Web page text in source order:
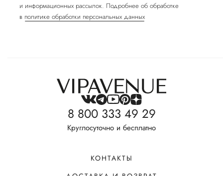
и информационных рассылок. Подробнее об обработке
в политике обработки персональных данных
8 800 333 49 29
Круглосуточно и бесплатно
КОНТАКТЫ